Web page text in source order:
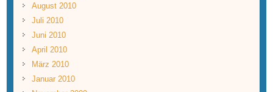
August 2010
Juli 2010
Juni 2010
April 2010
März 2010
Januar 2010